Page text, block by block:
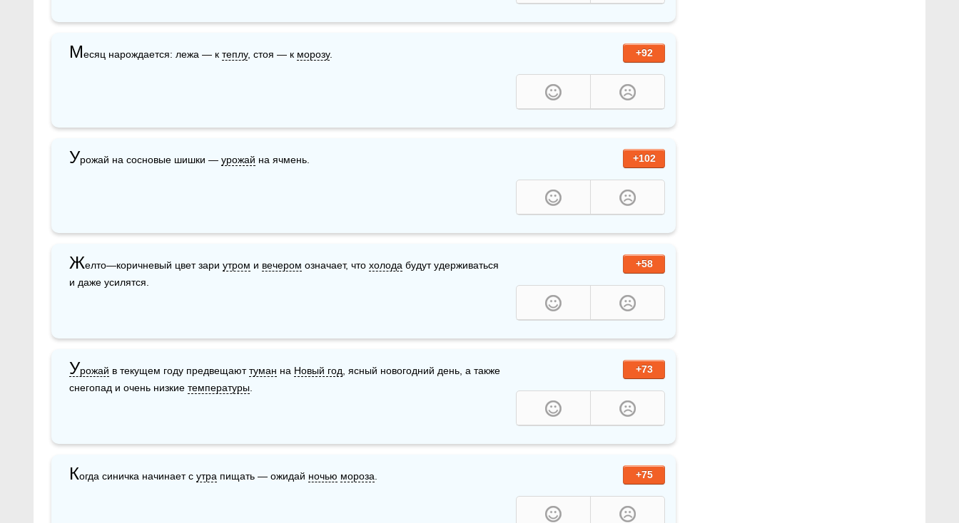
+92
Месяц нарождается: лежа — к теплу, стоя — к морозу.
+102
Урожай на сосновые шишки — урожай на ячмень.
+58
Желто—коричневый цвет зари утром и вечером означает, что холода будут удерживаться
и даже усилятся.
+73
Урожай в текущем году предвещают туман на Новый год , ясный новогодний день, а также
снегопад и очень низкие температуры
+75
Когда синичка начинает с утра пищать — ожидай ночью мороза